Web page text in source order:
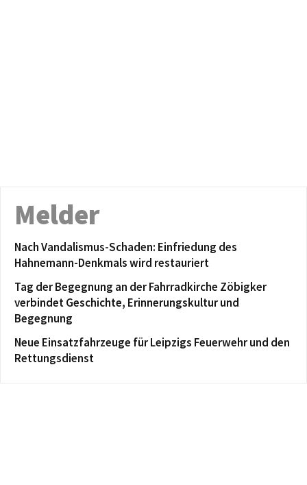
Melder
Nach Vandalismus-Schaden: Einfriedung des
Hahnemann-Denkmals wird restauriert
Tag der Begegnung an der Fahrradkirche Zöbigker
verbindet Geschichte, Erinnerungskultur und
Begegnung
Neue Einsatzfahrzeuge für Leipzigs Feuerwehr und den
Rettungsdienst